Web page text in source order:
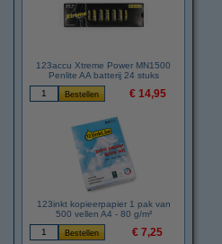
123accu Xtreme Power MN1500
Penlite AA batterij 24 stuks
€ 14,95
123inkt kopieerpapier 1 pak van
500 vellen A4 - 80 g/m²
€ 7,25